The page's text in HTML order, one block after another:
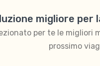
migliore per
per te le
prossimo